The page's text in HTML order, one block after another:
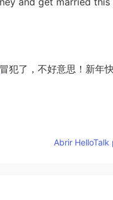
冒犯了，不好意思！新年
Abrir